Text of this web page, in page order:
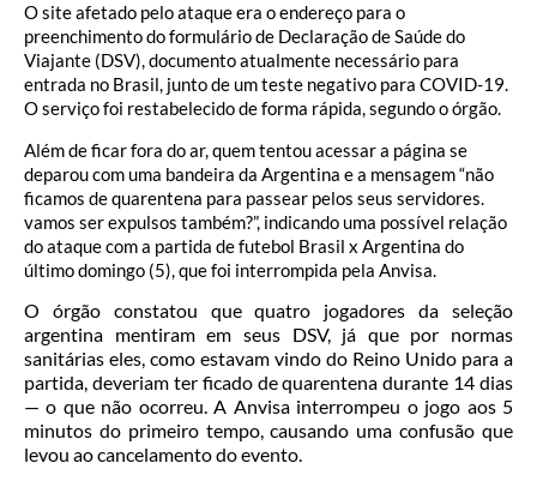
O site afetado pelo ataque era o endereço para o
preenchimento do formulário de Declaração de Saúde do
Viajante (DSV), documento atualmente necessário para
entrada no Brasil, junto de um teste negativo para COVID-19.
O serviço foi restabelecido de forma rápida, segundo o órgão.
Além de ficar fora do ar, quem tentou acessar a página se
deparou com uma bandeira da Argentina e a mensagem “não
ficamos de quarentena para passear pelos seus servidores.
vamos ser expulsos também?”, indicando uma possível relação
do ataque com a partida de futebol Brasil x Argentina do
último domingo (5), que foi interrompida pela Anvisa.
O órgão constatou que quatro jogadores da seleção
argentina mentiram em seus DSV, já que por normas
sanitárias eles, como estavam vindo do Reino Unido para a
partida, deveriam ter ficado de quarentena durante 14 dias
— o que não ocorreu. A Anvisa interrompeu o jogo aos 5
minutos do primeiro tempo, causando uma confusão que
levou ao cancelamento do evento.